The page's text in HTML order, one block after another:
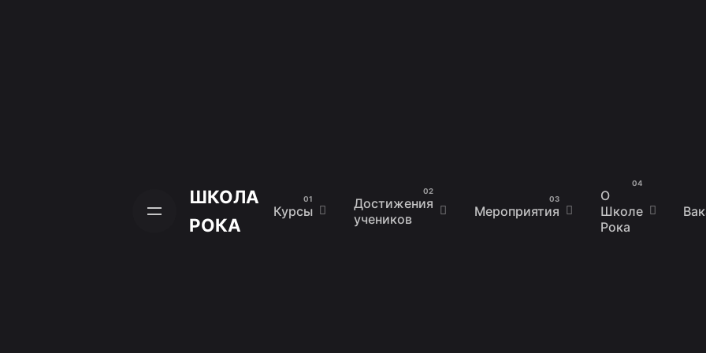
ШКОЛА
РОКА
Курсы
Достижения
учеников
Мероприятия
О
Школе
Рока